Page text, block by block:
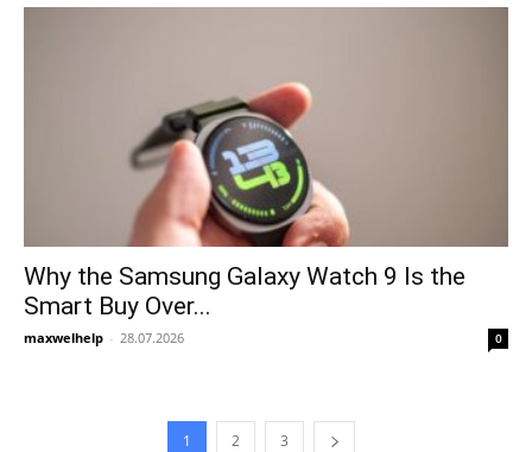
Why the Samsung Galaxy Watch 9 Is the
Smart Buy Over...
maxwelhelp - 28.07.2026 0
1 2 3